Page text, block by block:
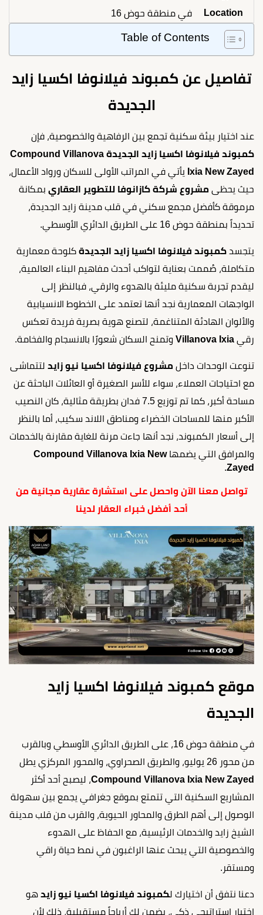
Location في منطقة حوض 16
Table of Contents
تفاصيل عن كمبوند فيلانوفا اكسيا زايد
الجديدة
عند اختيار بيئة سكنية تجمع بين الرفاهية والخصوصية، فإن
كمبوند فيلانوفا اكسيا زايد الجديدة Compound Villanova
Ixia New Zayed يأتي في المراتب الأولى للسكان ورواد الأعمال،
حيث يحظى مشروع شركة كازانوفا للتطوير العقاري بمكانة
مرموقة كأفضل مجمع سكني في قلب مدينة زايد الجديدة،
تحديداً بمنطقة حوض 16 على الطريق الدائري الأوسطي.
يتجسد كمبوند فيلانوفا اكسيا زايد الجديدة كلوحة معمارية
متكاملة، صُممت بعناية لتواكب أحدث مفاهيم البناء العالمية،
ليقدم تجربة سكنية مليئة بالهدوء والرقي، فبالنظر إلى
الواجهات المعمارية نجد أنها تعتمد على الخطوط الانسيابية
والألوان الهادئة المتناغمة، لتصنع هوية بصرية فريدة تعكس
رقي Villanova Ixia وتمنح السكان شعورًا بالانسجام والفخامة.
تنوعت الوحدات داخل مشروع فيلانوفا اكسيا نيو زايد لتتماشى
مع احتياجات العملاء، سواء للأسر الصغيرة أو العائلات الباحثة عن
مساحة أكبر، كما تم توزيع 7.5 فدان بطريقة مثالية، كان النصيب
الأكبر منها للمساحات الخضراء ومناطق اللاند سكيب، أما بالنظر
إلى أسعار الكمبوند، نجد أنها جاءت مرنة للغاية مقارنة بالخدمات
والمرافق التي يضمهاCompound Villanova Ixia New
Zayed
.
تواصل معنا الآن واحصل على استشارة عقارية مجانية من
أحد أفضل خبراء العقار لدينا
موقع كمبوند فيلانوفا اكسيا زايد
الجديدة
في منطقة حوض 16، على الطريق الدائري الأوسطي وبالقرب
من محور 26 يوليو، والطريق الصحراوي، والمحور المركزي يطل
Compound Villanova Ixia New Zayed، ليصبح أحد أكثر
المشاريع السكنية التي تتمتع بموقع جغرافي يجمع بين سهولة
الوصول إلى أهم الطرق والمحاور الحيوية، والقرب من قلب مدينة
الشيخ زايد والخدمات الرئيسية، مع الحفاظ على الهدوء
والخصوصية التي يبحث عنها الراغبون في نمط حياة راقي
ومستقر.
دعنا نتفق أن اختيارك لكمبوند فيلانوفا اكسيا نيو زايد هو
اختيار استراتيجي ذكي، يضمن لك أرباحاً مستقبلية، ذلك لأن